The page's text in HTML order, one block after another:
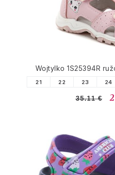
Wojtylko 1S25394R
21 22 23 24
35.11 €